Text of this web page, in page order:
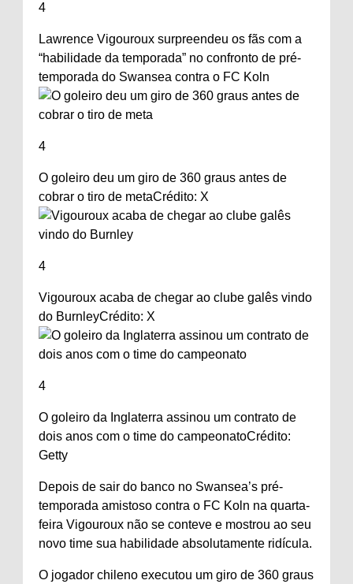
4
Lawrence Vigouroux surpreendeu os fãs com a
“habilidade da temporada” no confronto de pré-
temporada do Swansea contra o FC Koln
4
O goleiro deu um giro de 360 ​​graus antes de
cobrar o tiro de metaCrédito: X
4
Vigouroux acaba de chegar ao clube galês vindo
do BurnleyCrédito: X
4
O goleiro da Inglaterra assinou um contrato de
dois anos com o time do campeonatoCrédito:
Getty
Depois de sair do banco no Swansea’s pré-
temporada amistoso contra o FC Koln na quarta-
feira Vigouroux não se conteve e mostrou ao seu
novo time sua habilidade absolutamente ridícula.
O jogador chileno executou um giro de 360 ​​graus